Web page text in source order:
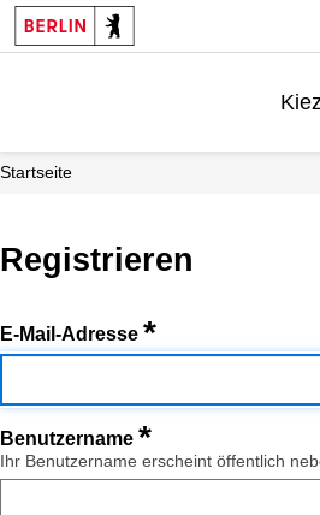
Startseite
Registrieren
E-Mail-Adresse *
Benutzername *
Ihr Benutzername erscheint öffentlich